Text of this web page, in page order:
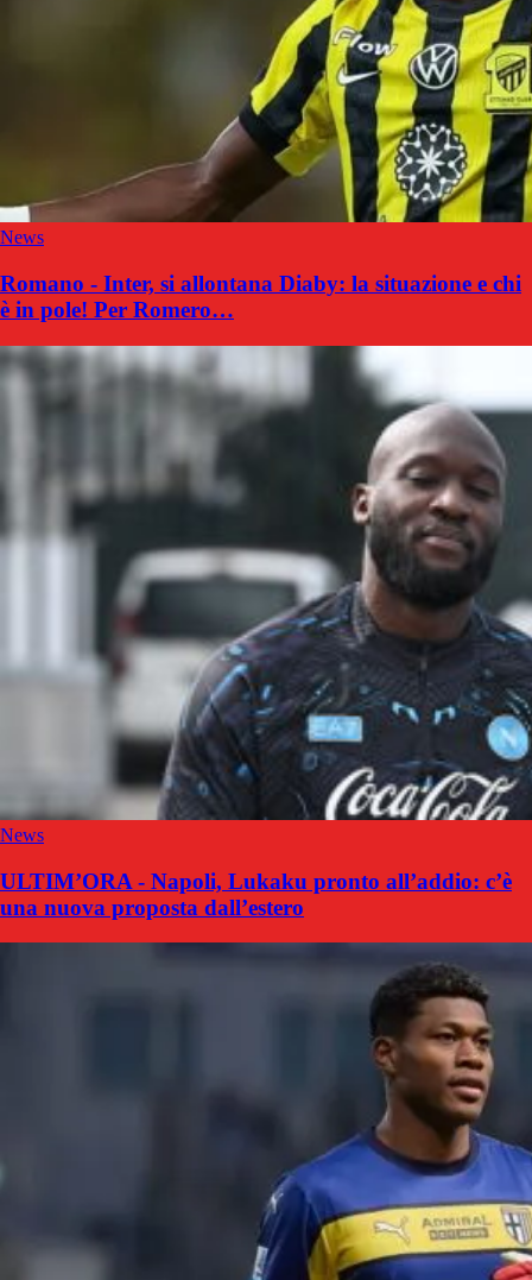
News
Romano - Inter, si allontana Diaby: la situazione e chi
è in pole! Per Romero…
News
ULTIM’ORA - Napoli, Lukaku pronto all’addio: c’è
una nuova proposta dall’estero